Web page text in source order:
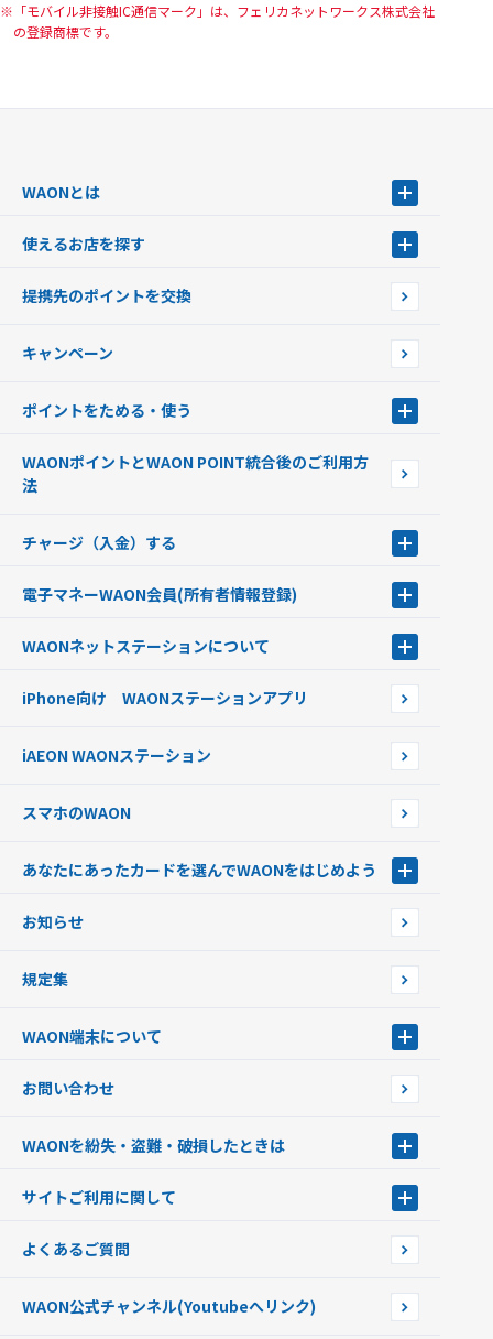
「モバイル非接触IC通信マーク」は、フェリカネットワークス株式会社
の登録商標です。
WAONとは
WAONを申込む
インターネット上でのお買い物について（ネット決済）
使えるお店を探す
店舗検索
イオン銀行ATM設置場所
提携先のポイントを交換
キャンペーン
ポイントをためる・使う
ポイントの有効期限について
WAONポイントとWAON POINT統合後のご利用方
法
チャージ（入金）する
現金でチャージする
銀行口座・ATMからチャージする
オートチャージ
ポイントからチャージする
チャージ上限金額の変更について
電子マネーWAON会員(所有者情報登録)
WAON POINTサービス会員登録に伴う個人データの共同利用のお知
WAONネットステーションについて
WAONネットステーションWAON端末について
iPhone向け WAONステーションアプリ
iAEON WAONステーション
スマホのWAON
あなたにあったカードを選んでWAONをはじめよう
フードバンク応援WAON
ご当地WAON
G.G WAON
WAONカード・WAONカードプラス
モバイルWAON
提携WAONカード
お知らせ
規定集
WAON端末について
WAONネットステーション
新型WAONステーション
WAONチャージャーmini
お問い合わせ
WAONを紛失・盗難・破損したときは
WAONカードの拾得について
サイトご利用に関して
企業情報
よくあるご質問
WAON公式チャンネル(Youtubeへリンク)